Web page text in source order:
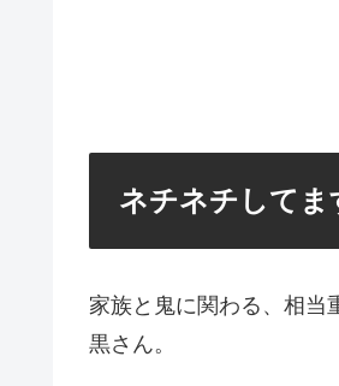
ネチネチして
家族と鬼に関わる、相当
黒さん。